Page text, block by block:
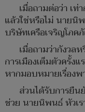
เมื่อถามต่อว่า เ
แล้วใช่หรือไม่ นายนิ
บริษัทเครือเจริญโภ
เมื่อถามว่ากังวลห
การเมืองเต็มตัวครั้ง
หากมอบหมายเรื่อง
ส่วนได้รับการยืน
ช่วย นายนิพนธ์ หัวเ